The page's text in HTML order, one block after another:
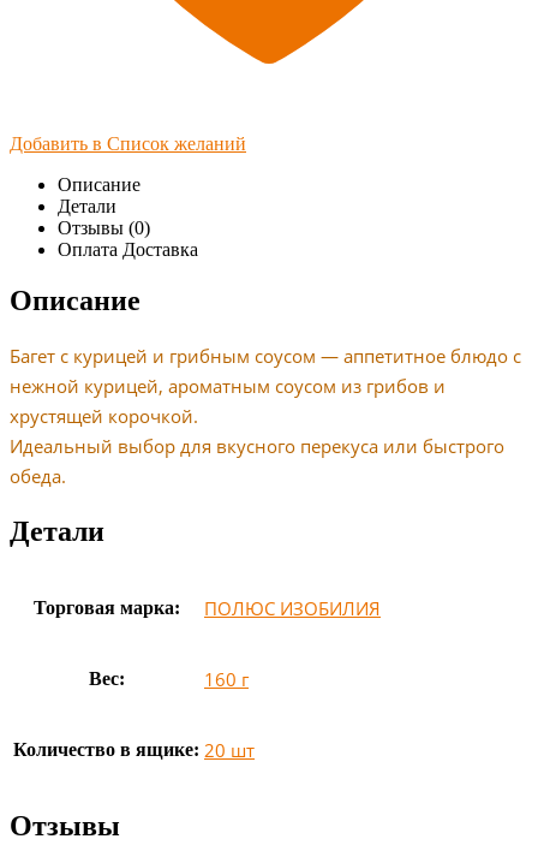
Добавить в Список желаний
Описание
Детали
Отзывы (0)
Оплата Доставка
Описание
Багет с курицей и грибным соусом — аппетитное блюдо с
нежной курицей, ароматным соусом из грибов и
хрустящей корочкой.
Идеальный выбор для вкусного перекуса или быстрого
обеда.
Детали
Торговая марка: ПОЛЮС ИЗОБИЛИЯ
Вес: 160 г
Количество в ящике: 20 шт
Отзывы